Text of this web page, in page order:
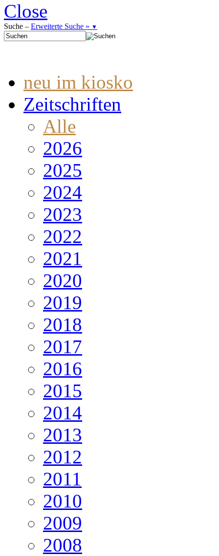
Close
Suche – Erweiterte Suche » ▼
neu im kiosko
Zeitschriften
Alle
2026
2025
2024
2023
2022
2021
2020
2019
2018
2017
2016
2015
2014
2013
2012
2011
2010
2009
2008